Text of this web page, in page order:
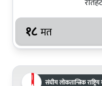
१८ मत
संघीय लोकतान्त्रिक राष्ट्रिय